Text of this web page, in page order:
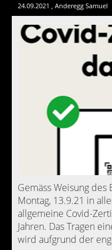
24.09.2021 , Anderegg Samuel
Gemäss Weisung
Montag, 13.9.21 in
allgemeine Covid-
Jahren. Das Tragen
wird aufgrund der